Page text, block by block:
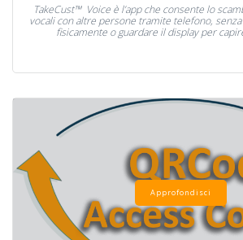
TakeCust™ Voice è l’app che consente lo
vocali con altre persone tramite telefono,
fisicamente o guardare il display per
Approfondisci